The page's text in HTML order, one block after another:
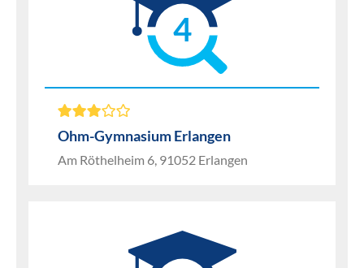
4
Ohm-Gymnasium Erlangen
Am Röthelheim 6, 91052 Erlangen